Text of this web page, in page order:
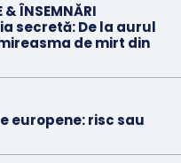
& ÎNSEMNĂRI
secretă: De la aurul
de mirt din
europene: risc sau